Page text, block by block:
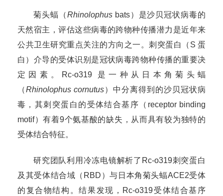
菊头蝠（Rhinolophusbats）是沙贝冠状病毒的
天然宿主，评估这些病毒的跨物种传播潜力是近年来
公共卫生研究重点关注的方向 之一。刺突蛋白（ S 蛋
白）介导的受体识别是冠状病毒跨物种传播的重要决
定因素。 Rc-o319 是一种从日本角菊头蝠
（Rhinolophus cornutus）中分离得到的沙贝冠状病
毒，其刺突蛋白 的 受体结合基序 （ receptor binding
motif）有着9个氨基酸的缺失 ，从而具有较为独特的
受体结合特征。
研究团队利用冷冻电镜解析了 Rc-o319刺突蛋白
及其受体结合域（ RBD ）与日本角菊头蝠ACE2受体
的复合物结构。结果发现， Rc-o319受体结合基序